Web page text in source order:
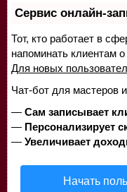
Сервис онлайн-
Тот, кто работает в
напоминать клиентам
Для новых
Чат-бот для мастеров
— Сам записывает
— Персонализирует
— Увеличивает
Начать